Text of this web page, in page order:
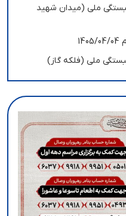
ملی (میدان شهید
ملی (فلکه گاز)